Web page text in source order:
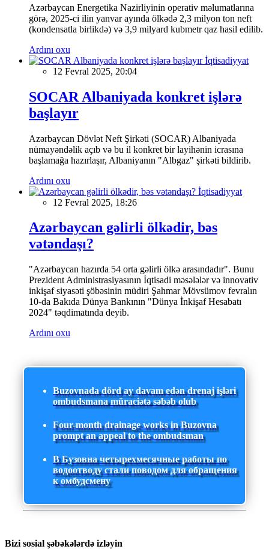
Azərbaycan Energetika Nazirliyinin operativ məlumatlarına
görə, 2025-ci ilin yanvar ayında ölkədə 2,3 milyon ton neft
(kondensatla birlikdə) və 3,9 milyard kubmetr qaz hasil edilib.
Ardını oxu
İqtisadiyyat
12 Fevral 2025, 20:04
SOCAR Albaniyada konkret işlərə
başlayır
Azərbaycan Dövlət Neft Şirkəti (SOCAR) Albaniyada
nümayəndəlik açıb və bu il konkret bir layihənin icrasına
başlamağa hazırlaşır, Albaniyanın "Albgaz" şirkəti bildirib.
Ardını oxu
İqtisadiyyat
12 Fevral 2025, 18:26
Azərbaycan gəlirli ölkədir, bəs
vətəndaşı?
"Azərbaycan hazırda 54 orta gəlirli ölkə arasındadır". Bunu
Prezident Administrasiyasının İqtisadi məsələlər və innovativ
inkişaf siyasəti şöbəsinin müdiri Şahmar Mövsümov fevralın
10-da Bakıda Dünya Bankının "Dünya İnkişaf Hesabatı
2024" təqdimatında deyib.
Ardını oxu
Buzovnada dörd ay davam edən drenaj işləri
ombudsmana müraciətə səbəb olub
Four-month drainage works in Buzovna
prompt an appeal to the ombudsman
В Бузовна четырехмесячные работы по
водоотводу стали поводом для обращения
к омбудсмену
Bizi sosial şəbəkələrdə izləyin